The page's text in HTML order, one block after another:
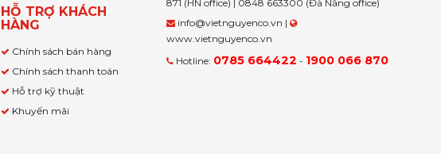
HỖ TRỢ KHÁCH
HÀNG
Chính sách bán hàng
Chính sách thanh toán
Hỗ trợ kỹ thuật
Khuyến mãi
871 (HN office) | 0848 663300 (Đà Nẵng office)
info@vietnguyenco.vn |
www.vietnguyenco.vn
Hotline: 0785 664422 - 1900 066 870